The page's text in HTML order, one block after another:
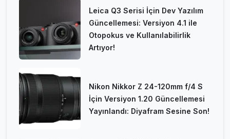
Leica Q3 Serisi İçin Dev Yazılım
Güncellemesi: Versiyon 4.1 ile
Otopokus ve Kullanılabilirlik
Artıyor!
Nikon Nikkor Z 24-120mm f/4 S
İçin Versiyon 1.20 Güncellemesi
Yayınlandı: Diyafram Sesine Son!